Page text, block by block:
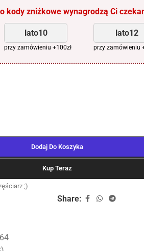
kody zniżkowe wynagrodzą Ci
lato10
przy zamówieniu +100zł
lato12
przy zamówieniu
Dodaj Do Koszyka
Kup Teraz
;)
Share: